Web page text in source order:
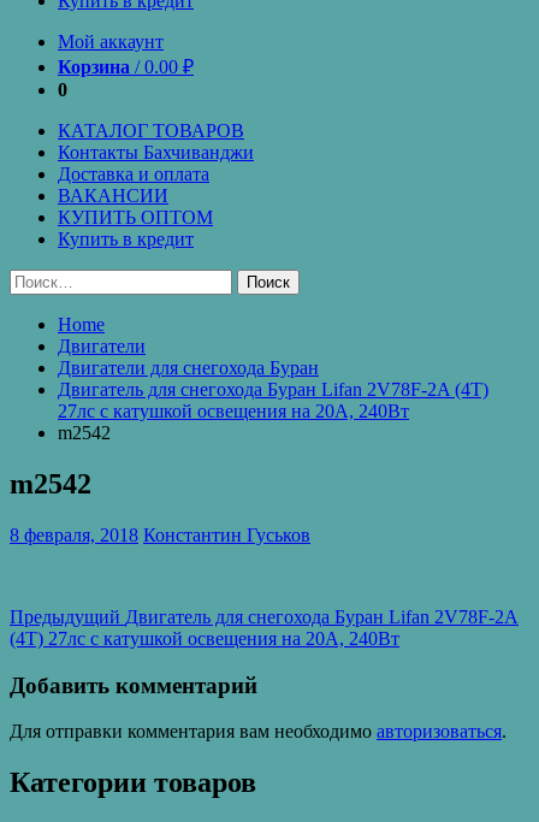
Мой аккаунт
Корзина /0.00 ₽
0
КАТАЛОГ ТОВАРОВ
Контакты Бахчиванджи
Доставка и оплата
ВАКАНСИИ
КУПИТЬ ОПТОМ
Купить в кредит
Найти:
Home
Двигатели
Двигатели для снегохода Буран
Двигатель для снегохода Буран Lifan 2V78F-2A (4Т)
27лс с катушкой освещения на 20А, 240Вт
m2542
m2542
8 февраля, 2018 Константин Гуськов
Навигация
по
записям
Предыдущий Предыдущая
запись:
Двигатель для снегохода Буран Lifan 2V78F-2A
(4Т) 27лс с катушкой освещения на 20А, 240Вт
Добавить комментарий
Для отправки комментария вам необходимо авторизоваться.
Категории товаров